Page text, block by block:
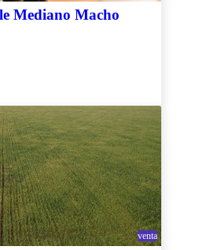
Mediano Macho
venta